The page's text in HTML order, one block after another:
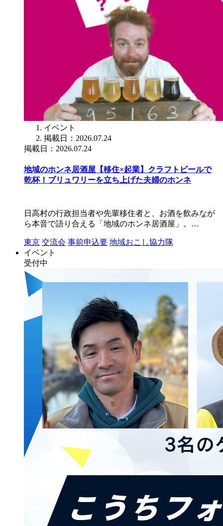
イベント
掲載日：2026.07.24
掲載日：2026.07.24
地域のホンネ居酒屋【移住×起業】クラフトビールで
乾杯！ブリュワリーを立ち上げた夫婦のホンネ
日高村の行政担当者や先輩移住者と、お酒を飲みなが
ら本音で語り合える「地域のホンネ居酒屋」。…
東京 交流会 事前申込要 地域おこし協力隊
イベント
受付中